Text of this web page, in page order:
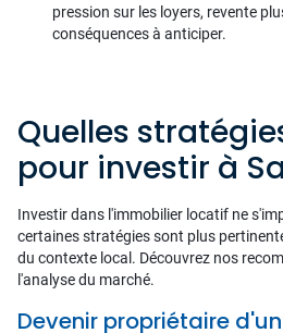
pression sur les loyers, revente
conséquences à anticiper.
Quelles
pour investir à
Investir dans l'immobilier locatif ne
certaines stratégies sont plus
du contexte local. Découvrez nos
l'analyse du marché.
Devenir propriétaire